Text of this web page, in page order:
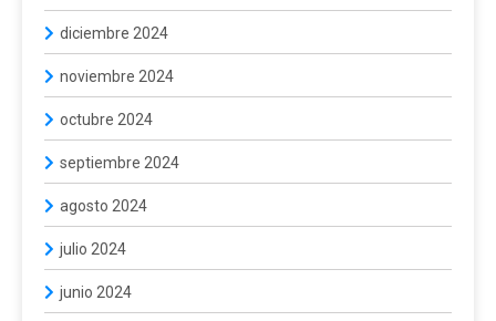
diciembre 2024
noviembre 2024
octubre 2024
septiembre 2024
agosto 2024
julio 2024
junio 2024